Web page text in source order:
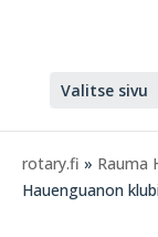
Valitse sivu
rotary.fi » Rauma
Hauenguanon